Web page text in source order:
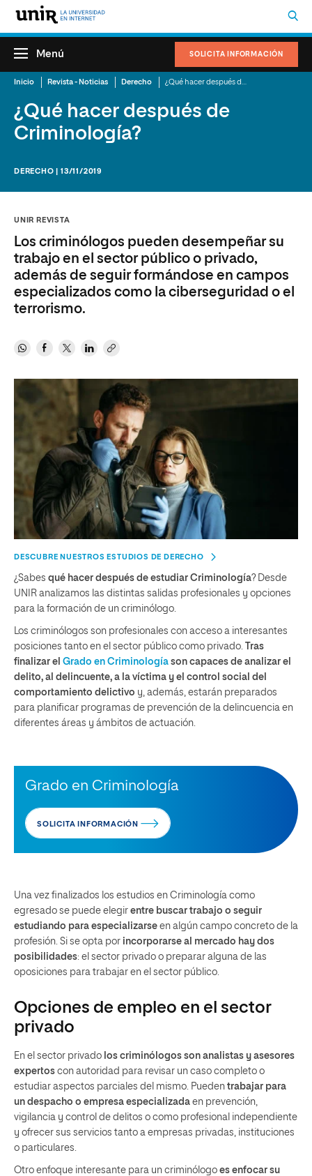
SOLICITA INFORMACIÓN
Menú
Inicio Revista - Noticias Derecho
¿Qué hacer después de
Criminología?
DERECHO | 13/11/2019
UNIR REVISTA
Los criminólogos pueden desempeñar su
trabajo en el sector público o privado,
además de seguir formándose en campos
especializados como la ciberseguridad o el
terrorismo.
DESCUBRE NUESTROS ESTUDIOS DE DERECHO
¿Sabes qué hacer después de estudiar Criminología? Desde
UNIR analizamos las distintas salidas profesionales y opciones
para la formación de un criminólogo.
Los criminólogos son profesionales con acceso a interesantes
posiciones tanto en el sector público como privado. Tras
finalizar el Grado en Criminología son capaces de analizar el
delito, al delincuente, a la víctima y el control social del
comportamiento delictivo y, además, estarán preparados
para planificar programas de prevención de la delincuencia en
diferentes áreas y ámbitos de actuación.
Grado en Criminología
SOLICITA INFORMACIÓN
Una vez finalizados los estudios en Criminología como
egresado se puede elegir entre buscar trabajo o seguir
estudiando para especializarse en algún campo concreto de la
profesión. Si se opta por incorporarse al mercado hay dos
posibilidades: el sector privado o preparar alguna de las
oposiciones para trabajar en el sector público.
Opciones de empleo en el sector
privado
En el sector privado los criminólogos son analistas y asesores
expertos con autoridad para revisar un caso completo o
estudiar aspectos parciales del mismo. Pueden trabajar para
un despacho o empresa especializada en prevención,
vigilancia y control de delitos o como profesional independiente
y ofrecer sus servicios tanto a empresas privadas, instituciones
o particulares.
Otro enfoque interesante para un criminólogo es enfocar su